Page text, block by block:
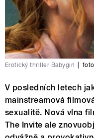
Erotický thriller Babygirl
V posledních letech
mainstreamová
sexualitě. Nová vlna
The Invite ale